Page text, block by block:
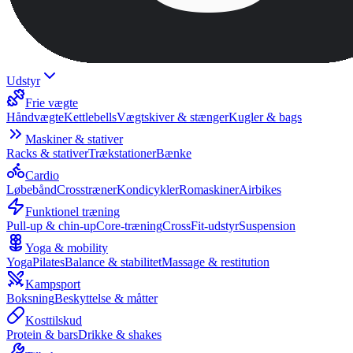
Udstyr
Frie vægte
HåndvægteKettlebellsVægtskiver & stængerKugler & bags
Maskiner & stativer
Racks & stativerTrækstationerBænke
Cardio
LøbebåndCrosstrænerKondicyklerRomaskinerAirbikes
Funktionel træning
Pull-up & chin-upCore-træningCrossFit-udstyrSuspension
Yoga & mobility
YogaPilatesBalance & stabilitetMassage & restitution
Kampsport
BoksningBeskyttelse & måtter
Kosttilskud
Protein & barsDrikke & shakes